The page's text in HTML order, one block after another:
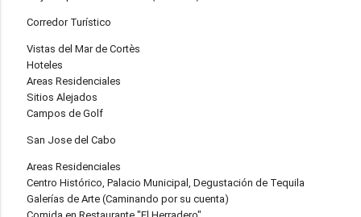
Corredor Turístico
Vistas del Mar de Cortès
Hoteles
Areas Residenciales
Sitios Alejados
Campos de Golf
San Jose del Cabo
Areas Residenciales
Centro Histórico, Palacio Municipal, Degustación de Tequila
Galerías de Arte (Caminando por su cuenta)